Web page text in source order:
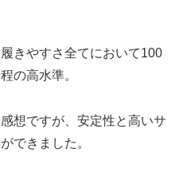
きやすさ全てにおいて100
の高水準。
想ですが、安定性と高いサ
できました。